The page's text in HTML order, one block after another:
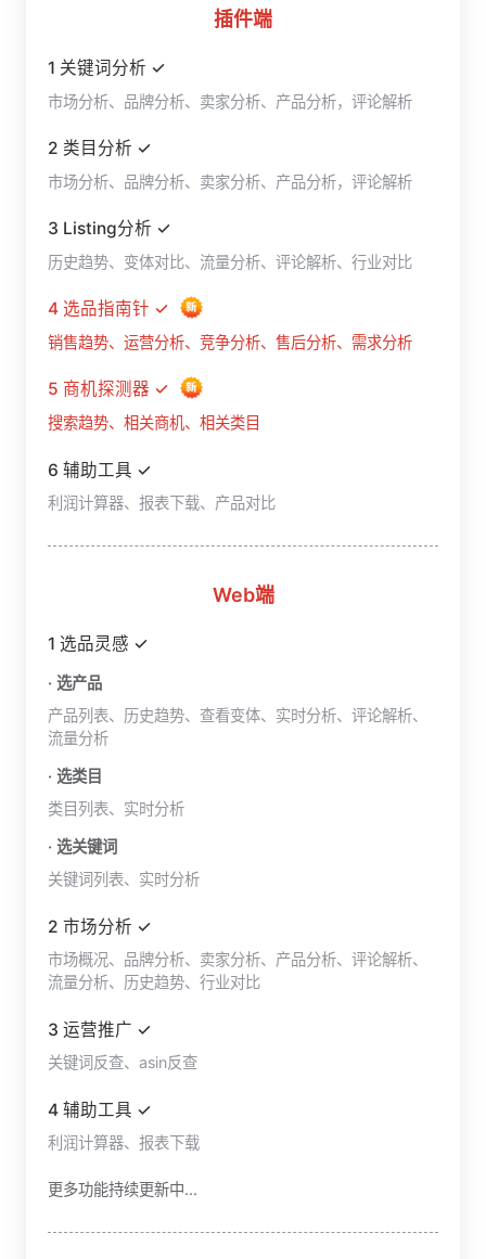
插件端
1 关键词分析 ✓
市场分析、品牌分析、卖家分析、产品分析，评论解析
2 类目分析 ✓
市场分析、品牌分析、卖家分析、产品分析，评论解析
3 Listing分析 ✓
历史趋势、变体对比、流量分析、评论解析、行业对比
4 选品指南针 ✓
销售趋势、运营分析、竞争分析、售后分析、需求分析
5 商机探测器 ✓
搜索趋势、相关商机、相关类目
6 辅助工具 ✓
利润计算器、报表下载、产品对比
Web端
1 选品灵感 ✓
· 选产品
产品列表、历史趋势、查看变体、实时分析、评论解析、
流量分析
· 选类目
类目列表、实时分析
· 选关键词
关键词列表、实时分析
2 市场分析 ✓
市场概况、品牌分析、卖家分析、产品分析、评论解析、
流量分析、历史趋势、行业对比
3 运营推广 ✓
关键词反查、asin反查
4 辅助工具 ✓
利润计算器、报表下载
更多功能持续更新中...